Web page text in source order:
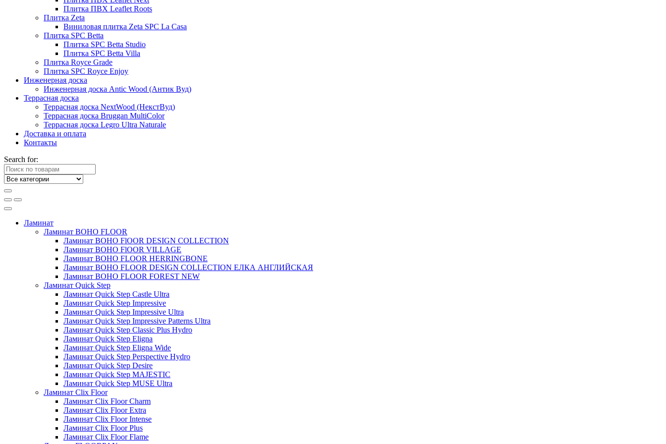
Плитка ПВХ Leaflet Roots
Плитка Zeta
Виниловая плитка Zeta SPC La Casa
Плитка SPC Betta
Плитка SPC Betta Studio
Плитка SPC Betta Villa
Плитка Royce Grade
Плитка SPC Royce Enjoy
Инженерная доска
Инженерная доска Antic Wood (Антик Вуд)
Террасная доска
Террасная доска NextWood (НекстВуд)
Террасная доска Bruggan MultiColor
Террасная доска Legro Ultra Naturale
Доставка и оплата
Контакты
Search for:
Ламинат
Ламинат BOHO FLOOR
Ламинат BOHO FlOOR DESIGN COLLECTION
Ламинат BOHO FlOOR VILLAGE
Ламинат BOHO FLOOR HERRINGBONE
Ламинат BOHO FLOOR DESIGN COLLECTION ЕЛКА АНГЛИЙСКАЯ
Ламинат BOHO FLOOR FOREST NEW
Ламинат Quick Step
Ламинат Quick Step Castle Ultra
Ламинат Quick Step Impressive
Ламинат Quick Step Impressive Ultra
Ламинат Quick Step Impressive Patterns Ultra
Ламинат Quick Step Classic Plus Hydro
Ламинат Quick Step Eligna
Ламинат Quick Step Eligna Wide
Ламинат Quick Step Perspective Hydro
Ламинат Quick Step Desire
Ламинат Quick Step MAJESTIC
Ламинат Quick Step MUSE Ultra
Ламинат Clix Floor
Ламинат Clix Floor Charm
Ламинат Clix Floor Extra
Ламинат Clix Floor Intense
Ламинат Clix Floor Plus
Ламинат Clix Floor Flame